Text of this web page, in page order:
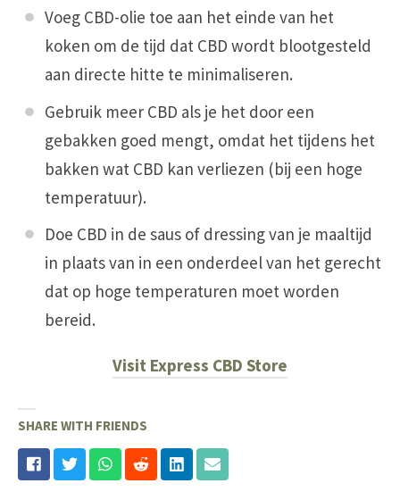
Voeg CBD-olie toe aan het einde van het
koken om de tijd dat CBD wordt blootgesteld
aan directe hitte te minimaliseren.
Gebruik meer CBD als je het door een
gebakken goed mengt, omdat het tijdens het
bakken wat CBD kan verliezen (bij een hoge
temperatuur).
Doe CBD in de saus of dressing van je maaltijd
in plaats van in een onderdeel van het gerecht
dat op hoge temperaturen moet worden
bereid.
Visit Express CBD Store
SHARE WITH FRIENDS